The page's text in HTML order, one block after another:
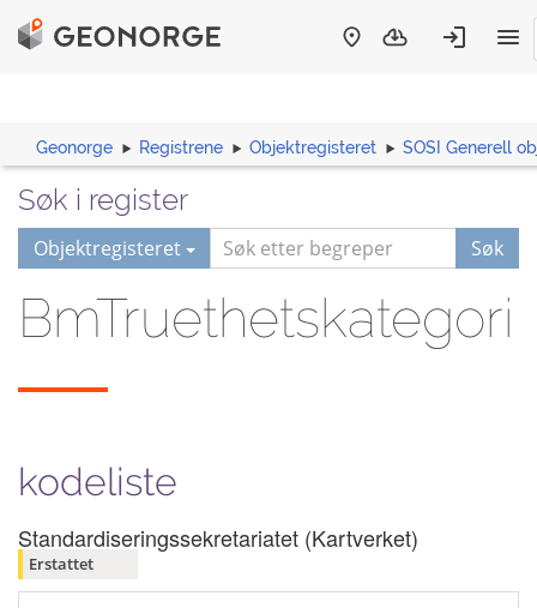
Geonorge Registrene Objektregisteret SOSI Generell
Søk i register
Objektregisteret Søk
BmTruethetskategori
kodeliste
Standardiseringssekretariatet (Kartverket)
Erstattet